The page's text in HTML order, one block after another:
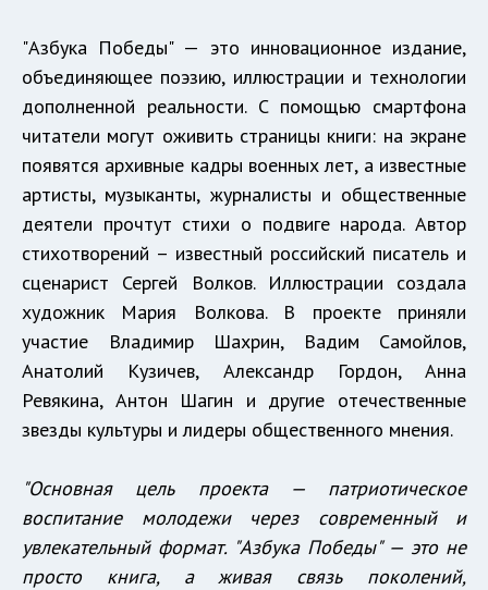
"Азбука Победы" — это инновационное издание,
объединяющее поэзию, иллюстрации и технологии
дополненной реальности. С помощью смартфона
читатели могут оживить страницы книги: на экране
появятся архивные кадры военных лет, а известные
артисты, музыканты, журналисты и общественные
деятели прочтут стихи о подвиге народа. Автор
стихотворений – известный российский писатель и
сценарист Сергей Волков. Иллюстрации создала
художник Мария Волкова. В проекте приняли
участие Владимир Шахрин, Вадим Самойлов,
Анатолий Кузичев, Александр Гордон, Анна
Ревякина, Антон Шагин и другие отечественные
звезды культуры и лидеры общественного мнения.
"Основная цель проекта — патриотическое
воспитание молодежи через современный и
увлекательный формат. "Азбука Победы" — это не
просто книга, а живая связь поколений,